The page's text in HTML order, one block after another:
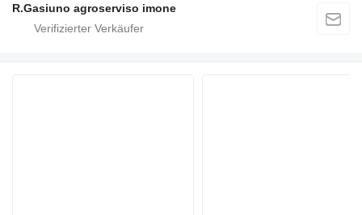
R.Gasiuno agroserviso imone